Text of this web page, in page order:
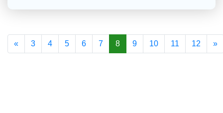
«Previous
3 4 5 6 7 8 9 10 11 12 »